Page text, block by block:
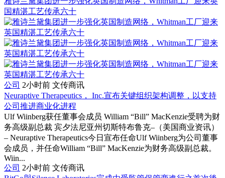
国精湛工艺传承六十
公司 2小时前 文传商讯
Neuraptive Therapeutics， Inc.宣布关键组织架构调整，以支持
公司推进商业化进程
Ulf Wiinberg获任董事会成员 William “Bill” MacKenzie受聘为财
务高级副总裁 宾夕法尼亚州切斯特布鲁克–（美国商业资讯）
– Neuraptive Therapeutics今日宣布任命Ulf Wiinberg为公司董事
会成员，并任命William “Bill” MacKenzie为财务高级副总裁。
Wiin...
公司 2小时前 文传商讯